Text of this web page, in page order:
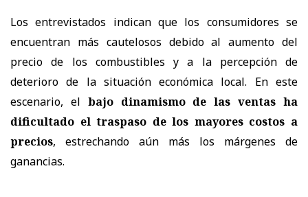
Los entrevistados indican que los consumidores se
encuentran más cautelosos debido al aumento del
precio de los combustibles y a la percepción de
deterioro de la situación económica local. En este
escenario, el bajo dinamismo de las ventas ha
dificultado el traspaso de los mayores costos a
precios, estrechando aún más los márgenes de
ganancias.